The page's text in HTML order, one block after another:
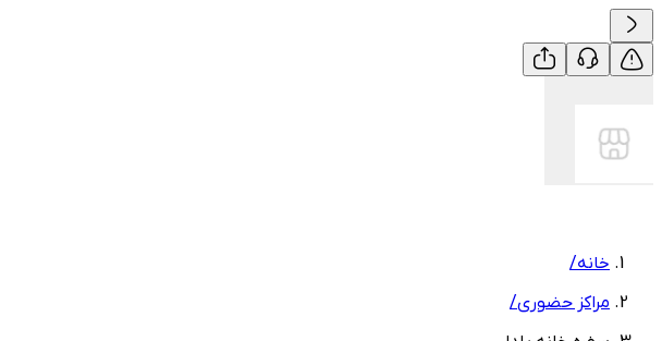
خانه/
مراکز حضوری/